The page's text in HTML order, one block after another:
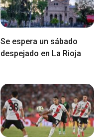
Se espera un sábado
despejado en La Rioja